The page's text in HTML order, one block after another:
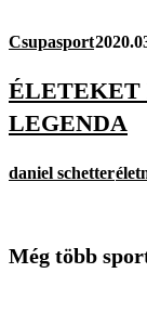
Csupasport
ÉLETEKET
LEGENDA
daniel schetter
Még több